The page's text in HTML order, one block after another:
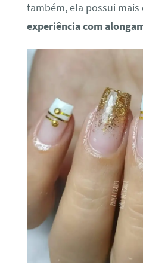
também, ela possui mais
experiência com